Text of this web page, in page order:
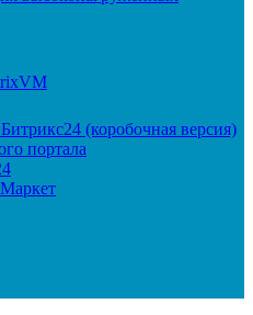
(коробочная версия)
портала